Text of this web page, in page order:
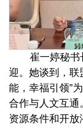
崔一婷秘书长
迎。她谈到，联
能，幸福引领”
合作与人文互通
资源条件和开